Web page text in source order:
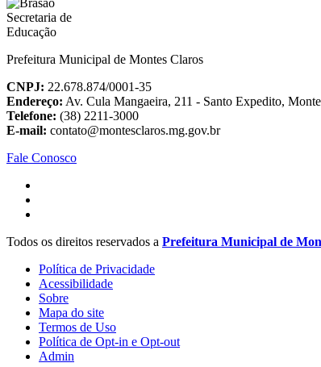
Prefeitura Municipal de Montes Claros
CNPJ: 22.678.874/0001-35
Endereço: Av. Cula Mangaeira, 211 - Santo Expedito,
Telefone: (38) 2211-3000
E-mail: contato@montesclaros.mg.gov.br
Fale Conosco
Todos os direitos reservados a Prefeitura Municipal de
Política de Privacidade
Acessibilidade
Sobre
Mapa do site
Termos de Uso
Política de Opt-in e Opt-out
Admin